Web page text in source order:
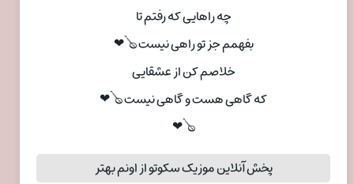
چه راهایی که رفتم تا
بفهمم جز تو راهی نیست 🪕❤
خلاصم کن از عشقایی
که گاهی هست و گاهی نیست 🪕❤
🪕❤
پخش آنلاین موزیک سکوتو از اونم بهتر